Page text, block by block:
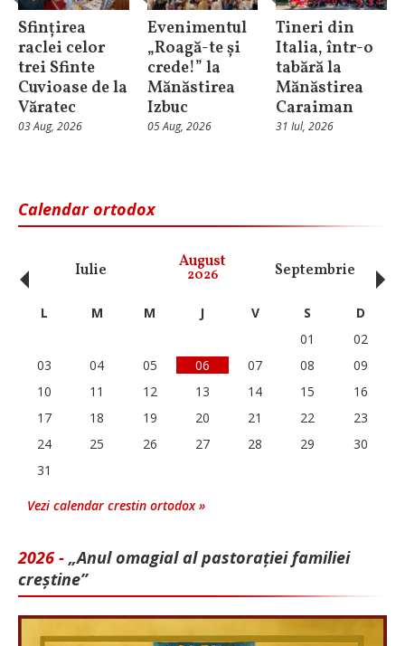
Sfințirea
raclei celor
trei Sfinte
Cuvioase de la
Văratec
03 Aug, 2026
Evenimentul
„Roagă-te și
crede!” la
Mănăstirea
Izbuc
05 Aug, 2026
Tineri din
Italia, într-o
tabără la
Mănăstirea
Caraiman
31 Iul, 2026
Calendar ortodox
Iulie August
2026 Septembrie
‹ L M M J V S
D
01
02
03
04 05 06 07 08
09
10
11 12 13 14 15
16
17
18 19 20 21 22
23
24
25 26 27 28 29
30
31
Vezi calendar crestin ortodox »
2026 - „Anul omagial al pastorației familiei
creștine”